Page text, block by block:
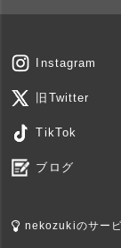
Instagram
旧Twitter
TikTok
ブログ
nekozukiのサー